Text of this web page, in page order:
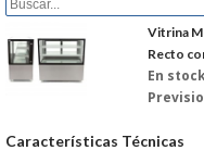
REFORMAS Y
REGISTRARSE
Vitrina
Recto
En
Características Técnicas